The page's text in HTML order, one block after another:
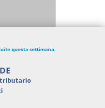
questa settimana.